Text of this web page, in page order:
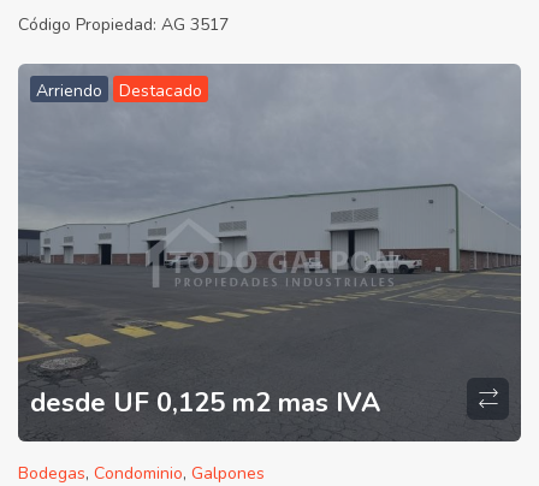
Código Propiedad: AG 3517
Arriendo Destacado
desde UF 0,125 m2 mas IVA
Bodegas, Condominio, Galpones